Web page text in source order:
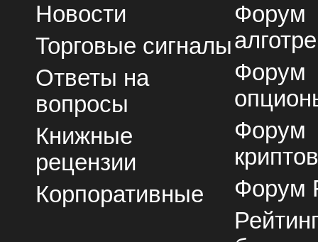
Новости
Торговые сигналы
Ответы на
вопросы
Книжные
рецензии
Корпоративные
Форум
Форум
Форум
Форум